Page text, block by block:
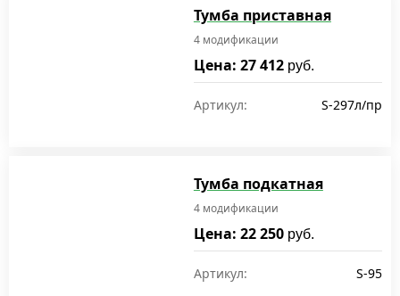
Тумба приставная
4 модификации
Цена: 27 412 руб.
Артикул: S-297л/пр
Тумба подкатная
4 модификации
Цена: 22 250 руб.
Артикул: S-95